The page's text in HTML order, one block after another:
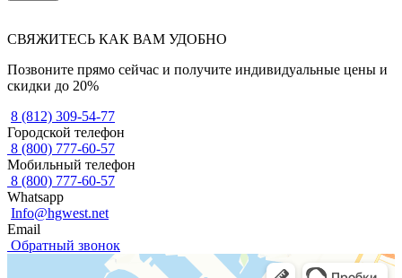
СВЯЖИТЕСЬ КАК ВАМ УДОБНО
Позвоните прямо сейчас и получите индивидуальные цены и
скидки до 20%
8 (812) 309-54-77
Городской телефон
8 (800) 777-60-57
Мобильный телефон
8 (800) 777-60-57
Whatsapp
Info@hgwest.net
Email
Обратный звонок